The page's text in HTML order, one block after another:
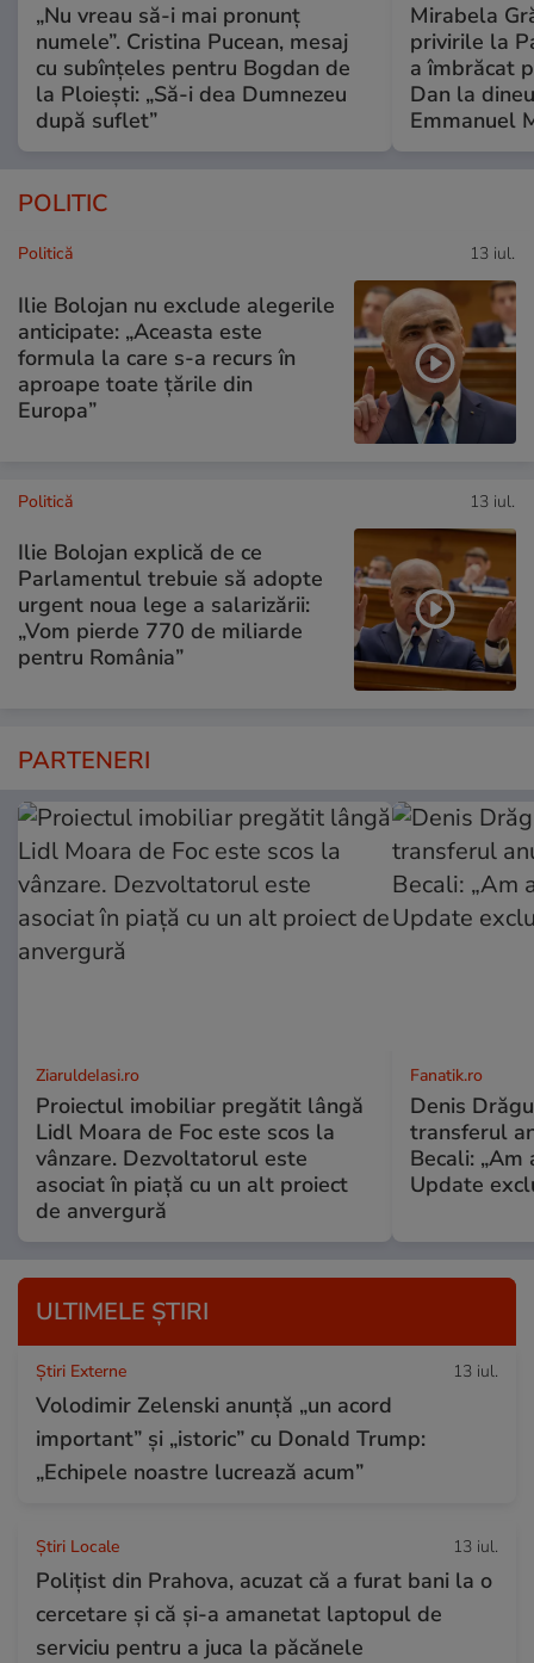
„Nu vreau să-i mai pronunț
numele”. Cristina Pucean, mesaj
cu subînțeles pentru Bogdan de
la Ploiești: „Să-i dea Dumnezeu
după suflet”
Mirabela
privirile la
a îmbrăcat
Dan la
Emmanuel
POLITIC
Politică 13 iul.
Ilie Bolojan nu exclude alegerile
anticipate: „Aceasta este
formula la care s-a recurs în
aproape toate ţările din
Europa”
Politică 13 iul.
Ilie Bolojan explică de ce
Parlamentul trebuie să adopte
urgent noua lege a salarizării:
„Vom pierde 770 de miliarde
pentru România”
PARTENERI
ZiaruldeIasi.ro
Proiectul imobiliar pregătit lângă
Lidl Moara de Foc este scos la
vânzare. Dezvoltatorul este
asociat în piață cu un alt proiect
de anvergură
Fanatik.ro
Denis
transferul
Becali: „Am
Update
ULTIMELE ȘTIRI
Știri Externe 13 iul.
Volodimir Zelenski anunță „un acord
important” și „istoric” cu Donald Trump:
„Echipele noastre lucrează acum”
Știri Locale 13 iul.
Polițist din Prahova, acuzat că a furat bani la o
cercetare și că și-a amanetat laptopul de
serviciu pentru a juca la păcănele